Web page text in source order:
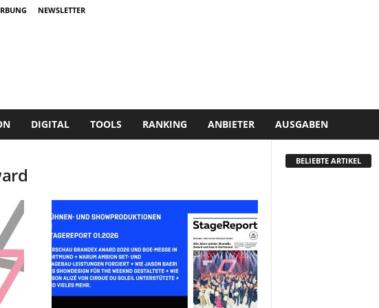
NEWSLETTER
DIGITAL TOOLS RANKING ANBIETER AUSGABEN
BELIEBTE ARTIKEL